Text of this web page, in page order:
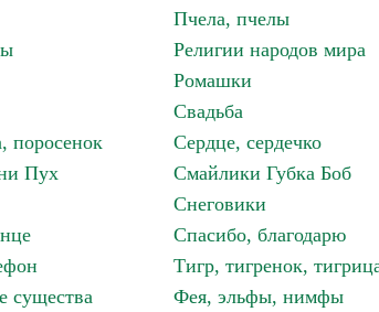
Пчела, пчелы
Религии народов мира
Ромашки
Свадьба
поросенок
Сердце, сердечко
Пух
Смайлики Губка Боб
Снеговики
Спасибо, благодарю
Тигр, тигренок,
существа
Фея, эльфы, нимфы